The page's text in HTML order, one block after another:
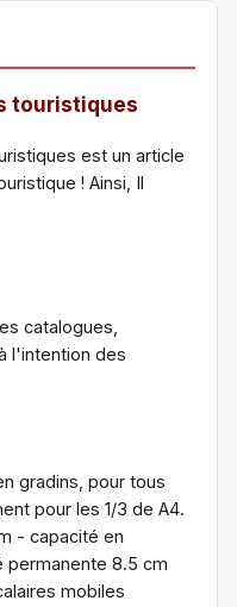
touristiques
est un article
! Ainsi, Il
catalogues,
l'intention des
gradins, pour tous
pour les 1/3 de A4.
- capacité en
permanente 8.5 cm
mobiles